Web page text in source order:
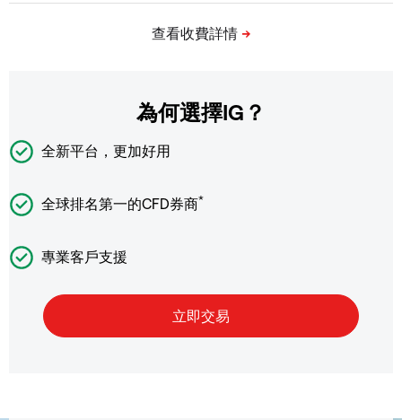
為何選擇IG？
全新平台，更加好用
全球排名第一的CFD券商*
專業客戶支援